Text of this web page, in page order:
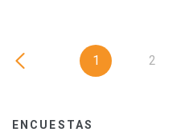
1 2
ENCUESTAS